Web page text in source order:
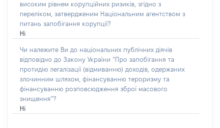
високим рівнем корупційних ризиків, згідно з
переліком, затвердженим Національним агентством з
питань запобігання корупції?
Ні
Чи належите Ви до національних публічних діячів
відповідно до Закону України “Про запобігання та
протидію легалізації (відмиванню) доходів, одержаних
злочинним шляхом, фінансуванню тероризму та
фінансуванню розповсюдження зброї масового
знищення”?
Ні